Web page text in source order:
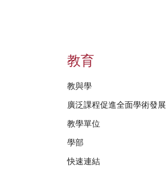
教育
教與學
廣泛課程促進全面學術發展
教學單位
學部
快速連結